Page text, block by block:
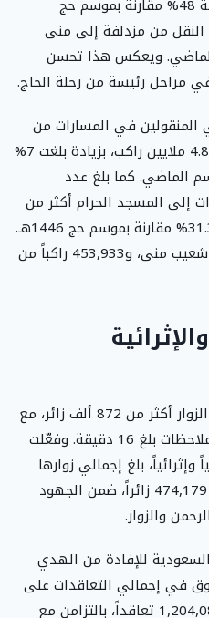
المكرمة إلى منى انخفاضاً بنسبة 48% مقارنة بموسم حج
النقل من مزدلفة إلى منى
الماضي. ويعكس هذا تحسن
مراحل رئيسة من رحلة الحاج.
المنقولين في المسارات من
وإلى المسجد الحرام أكثر من 4.87 ملايين راكب، بزيادة بلغت 7%
الماضي. كما بلغ عدد
إلى المسجد الحرام أكثر من
1.39 مليون راكب، بزيادة بلغت 31.3% مقارنة بموسم حج 1446هـ.
ونُقل 954,431 راكباً من محطة شعيب منى، و453,933 راكباً من
في المواقيت، بلغ إجمالي عدد الزوار أكثر من 872 ألف زائر، مع
تحقيق متوسط زمن استجابة للملاحظات بلغ 16 دقيقة. وفعّلت
تاريخياً وإثرائياً، بلغ إجمالي زوارها
منذ الأول من شهر ذي القعدة 474,179 زائراً، ضمن الجهود
والزوار.
للإفادة من الهدي
في إجمالي التعاقدات على
خدمة الهدي والأضاحي، بلغ 1,204,087 تعاقداً، بالتزامن مع